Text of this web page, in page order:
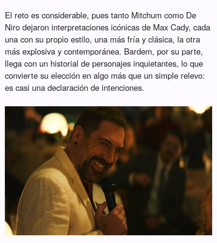
El reto es considerable, pues tanto Mitchum como De
Niro dejaron interpretaciones icónicas de Max Cady, cada
una con su propio estilo, una más fría y clásica, la otra
más explosiva y contemporánea. Bardem, por su parte,
llega con un historial de personajes inquietantes, lo que
convierte su elección en algo más que un simple relevo:
es casi una declaración de intenciones.